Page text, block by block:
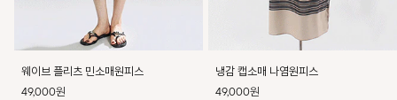
웨이브 플리츠 민소매원피스
49,000원
냉감 캡소매 나염원피스
49,000원